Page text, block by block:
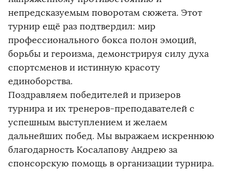
непредсказуемым поворотам сюжета. Этот
турнир ещё раз подтвердил: мир
профессионального бокса полон эмоций,
борьбы и героизма, демонстрируя силу духа
спортсменов и истинную красоту
единоборства.
Поздравляем победителей и призеров
турнира и их тренеров-преподавателей с
успешным выступлением и желаем
дальнейших побед. Мы выражаем искреннюю
благодарность Косалапову Андрею за
спонсорскую помощь в организации турнира.